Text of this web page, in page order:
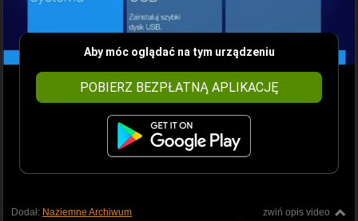
Aby móc oglądać na tym urządzeniu
POBIERZ BEZPŁATNĄ APLIKACJĘ
zwiń opis video
Dodał: Naziemne Archiwum